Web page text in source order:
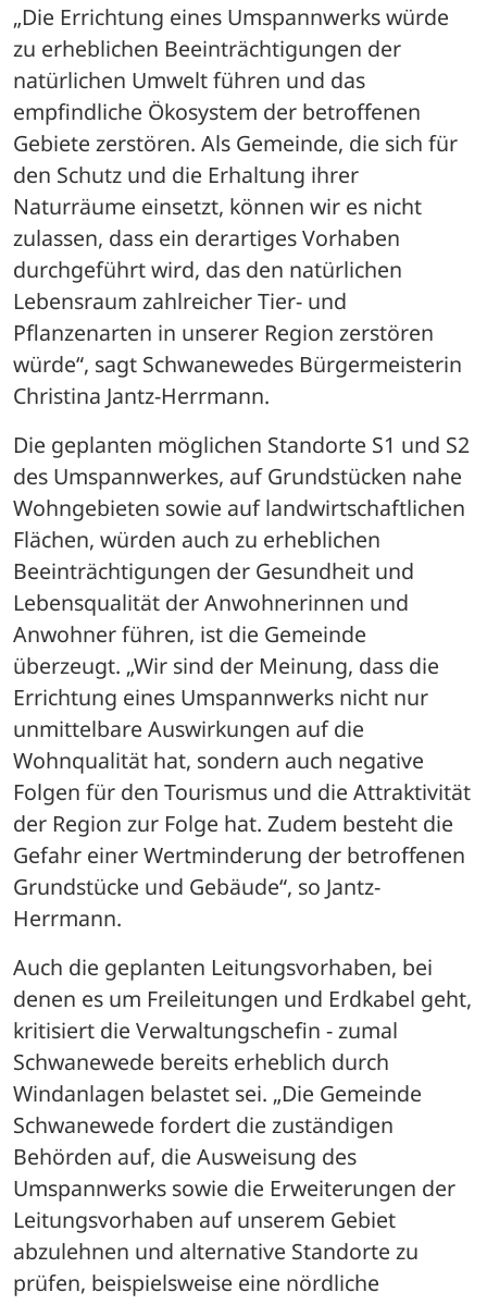
„Die Errichtung eines Umspannwerks würde
zu erheblichen Beeinträchtigungen der
natürlichen Umwelt führen und das
empfindliche Ökosystem der betroffenen
Gebiete zerstören. Als Gemeinde, die sich für
den Schutz und die Erhaltung ihrer
Naturräume einsetzt, können wir es nicht
zulassen, dass ein derartiges Vorhaben
durchgeführt wird, das den natürlichen
Lebensraum zahlreicher Tier- und
Pflanzenarten in unserer Region zerstören
würde“, sagt Schwanewedes Bürgermeisterin
Christina Jantz-Herrmann.
Die geplanten möglichen Standorte S1 und S2
des Umspannwerkes, auf Grundstücken nahe
Wohngebieten sowie auf landwirtschaftlichen
Flächen, würden auch zu erheblichen
Beeinträchtigungen der Gesundheit und
Lebensqualität der Anwohnerinnen und
Anwohner führen, ist die Gemeinde
überzeugt. „Wir sind der Meinung, dass die
Errichtung eines Umspannwerks nicht nur
unmittelbare Auswirkungen auf die
Wohnqualität hat, sondern auch negative
Folgen für den Tourismus und die Attraktivität
der Region zur Folge hat. Zudem besteht die
Gefahr einer Wertminderung der betroffenen
Grundstücke und Gebäude“, so Jantz-
Herrmann.
Auch die geplanten Leitungsvorhaben, bei
denen es um Freileitungen und Erdkabel geht,
kritisiert die Verwaltungschefin - zumal
Schwanewede bereits erheblich durch
Windanlagen belastet sei. „Die Gemeinde
Schwanewede fordert die zuständigen
Behörden auf, die Ausweisung des
Umspannwerks sowie die Erweiterungen der
Leitungsvorhaben auf unserem Gebiet
abzulehnen und alternative Standorte zu
prüfen, beispielsweise eine nördliche